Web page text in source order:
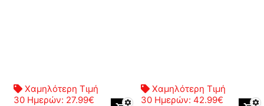
Χαμηλότερη Τιμή
30 Ημερών: 27.99€
Χαμηλότερη Τιμή
30 Ημερών: 42.99€